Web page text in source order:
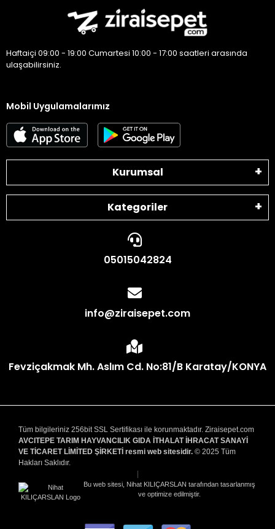
Haftaiçi 09:00 - 19:00 Cumartesi 10:00 - 17:00 saatleri arasında
ulaşabilirsiniz.
Mobil Uygulamalarımız
Kurumsal
Kategoriler
05015042824
info@ziraisepet.com
Fevziçakmak Mh. Aslım Cd. No:81/B Karatay/KONYA
Tüm bilgileriniz 256bit SSL Sertifikası ile korunmaktadır. Ziraisepet.com
AVCITEPE TARIM HAYVANCILIK GIDA İTHALAT İHRACAT SANAYİ
VE TİCARET LİMİTED ŞİRKETİ resmi web sitesidir. © 2025 Tüm
Hakları Saklıdır.
Bu web sitesi, Nihat KILIÇARSLAN tarafından tasarlanmış
ve optimize edilmiştir.